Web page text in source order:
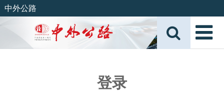
中外公路
登录